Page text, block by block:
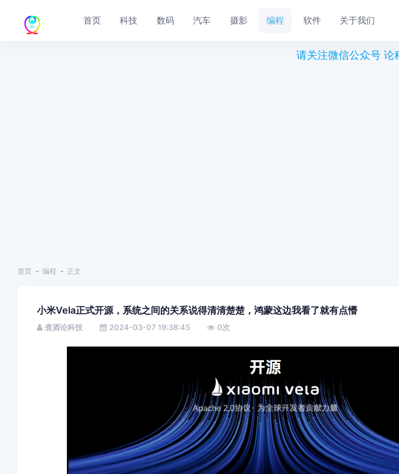
首页 科技 数码 汽车 摄影 编程 软件 关于我们
请关注微信公众号 论
首页 编程 正文
小米Vela正式开源，系统之间的关系说得清清楚楚，鸿蒙这边我看了就有点懵
煮酒论科技 2024-03-07 19:38:45 0次